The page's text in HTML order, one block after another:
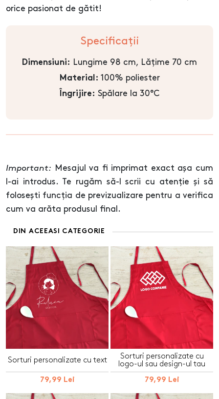
orice pasionat de gătit!
Specificații
Dimensiuni: Lungime 98 cm, Lățime 70 cm
Material: 100% poliester
Îngrijire: Spălare la 30°C
Important: Mesajul va fi imprimat exact așa cum
l-ai introdus. Te rugăm să-l scrii cu atenție și să
folosești funcția de previzualizare pentru a verifica
cum va arăta produsul final.
DIN ACEEASI CATEGORIE
Sorturi personalizate cu text
79,99 Lei
Sorturi personalizate cu
logo-ul sau design-ul tau
79,99 Lei